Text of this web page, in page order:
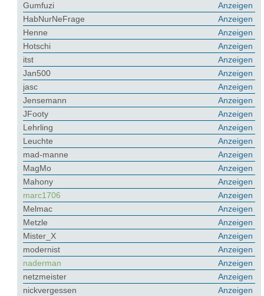
Anzeigen
Gumfuzi
Anzeigen
HabNurNeFrage
Anzeigen
Henne
Anzeigen
Hotschi
Anzeigen
itst
Anzeigen
Jan500
Anzeigen
jasc
Anzeigen
Jensemann
Anzeigen
JFooty
Anzeigen
Lehrling
Anzeigen
Leuchte
Anzeigen
mad-manne
Anzeigen
MagMo
Anzeigen
Mahony
Anzeigen
marc1706
Anzeigen
Melmac
Anzeigen
Metzle
Anzeigen
Mister_X
Anzeigen
modernist
Anzeigen
naderman
Anzeigen
netzmeister
Anzeigen
nickvergessen